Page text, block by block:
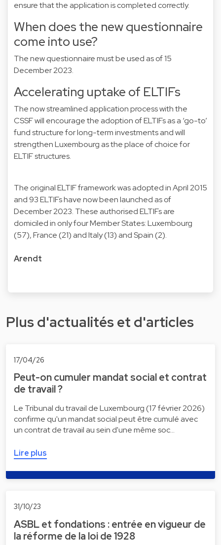
ensure that the application is completed correctly.
When does the new questionnaire
come into use?
The new questionnaire must be used as of 15
December 2023.
Accelerating uptake of ELTIFs
The now streamlined application process with the
CSSF will encourage the adoption of ELTIFs as a ‘go-to’
fund structure for long-term investments and will
strengthen Luxembourg as the place of choice for
ELTIF structures.
The original ELTIF framework was adopted in April 2015
and 93 ELTIFs have now been launched as of
December 2023. These authorised ELTIFs are
domiciled in only four Member States: Luxembourg
(57), France (21) and Italy (13) and Spain (2).
Arendt
Plus d'actualités et d'articles
17/04/26
Peut-on cumuler mandat social et contrat
de travail ?
Le Tribunal du travail de Luxembourg (17 février 2026)
confirme qu'un mandat social peut être cumulé avec
un contrat de travail au sein d'une même soc…
Lire plus
31/10/23
ASBL et fondations : entrée en vigueur de
la réforme de la loi de 1928